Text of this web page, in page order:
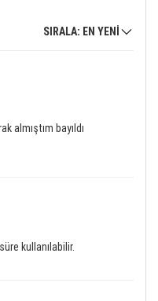
SIRALA: EN YENİ
almıştım bayıldı
kullanılabilir.